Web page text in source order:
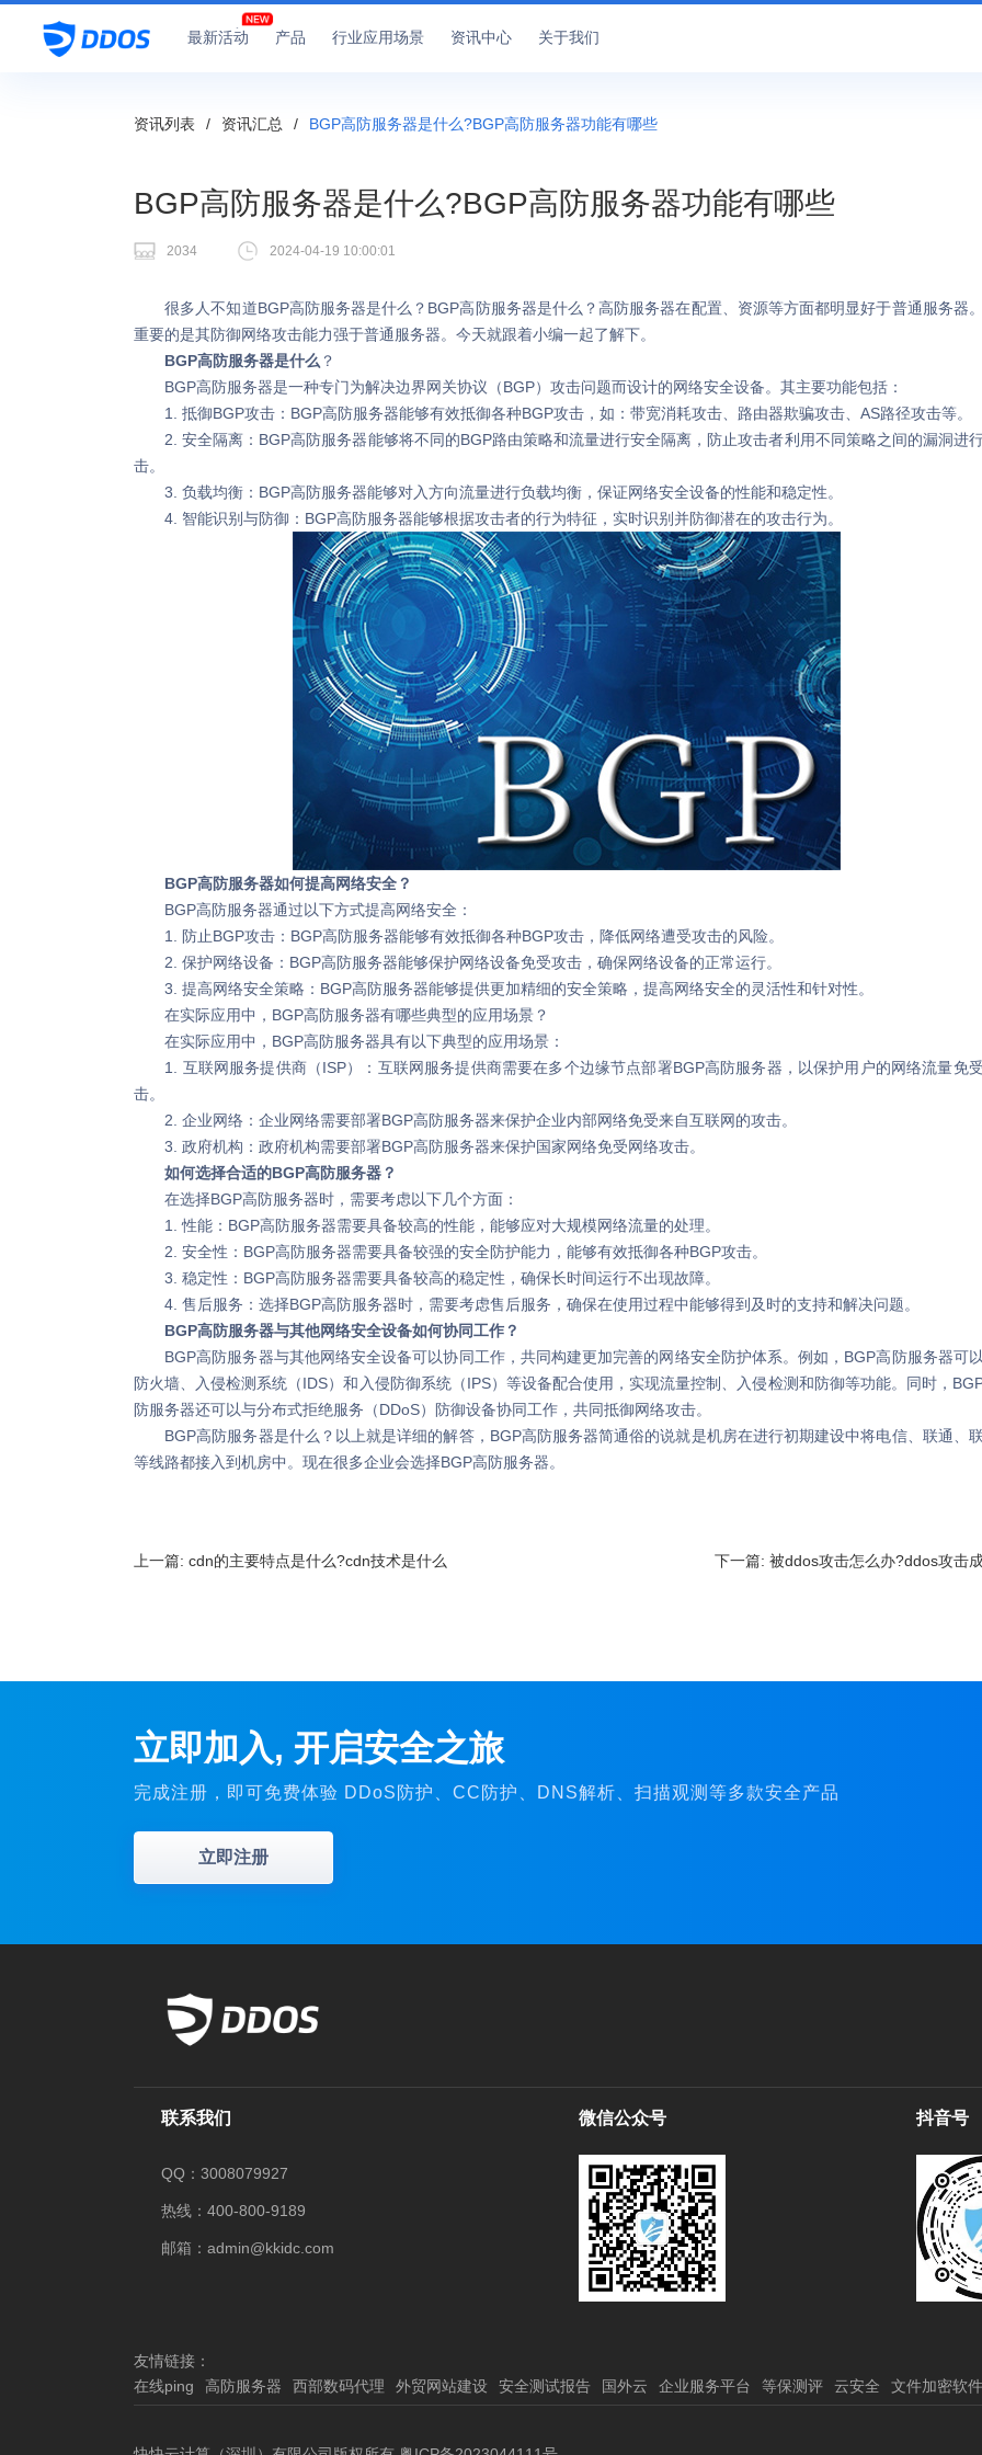
最新活动 产品 行业应用场景 资讯中心 关于我们
资讯列表 / 资讯汇总 / BGP高防服务器是什么?BGP高防服务器功能有哪些
BGP高防服务器是什么?BGP高防服务器功能有哪些
2034 2024-04-19 10:00:01
很多人不知道BGP高防服务器是什么？BGP高防服务器是什么？高防服务器在配置、资源等方面都明显好于普通服务器
重要的是其防御网络攻击能力强于普通服务器。今天就跟着小编一起了解下。
BGP高防服务器是什么 ？
BGP高防服务器是一种专门为解决边界网关协议（BGP）攻击问题而设计的网络安全设备。其主要功能包括：
1. 抵御BGP攻击：BGP高防服务器能够有效抵御各种BGP攻击，如：带宽消耗攻击、路由器欺骗攻击、AS路径攻击等。
2. 安全隔离：BGP高防服务器能够将不同的BGP路由策略和流量进行安全隔离，防止攻击者利用不同策略之间的漏洞进
击。
3. 负载均衡：BGP高防服务器能够对入方向流量进行负载均衡，保证网络安全设备的性能和稳定性。
4. 智能识别与防御：BGP高防服务器能够根据攻击者的行为特征，实时识别并防御潜在的攻击行为。
BGP高防服务器如何提高网络安全？
BGP高防服务器通过以下方式提高网络安全：
1. 防止BGP攻击：BGP高防服务器能够有效抵御各种BGP攻击，降低网络遭受攻击的风险。
2. 保护网络设备：BGP高防服务器能够保护网络设备免受攻击，确保网络设备的正常运行。
3. 提高网络安全策略：BGP高防服务器能够提供更加精细的安全策略，提高网络安全的灵活性和针对性。
在实际应用中，BGP高防服务器有哪些典型的应用场景？
在实际应用中，BGP高防服务器具有以下典型的应用场景：
1. 互联网服务提供商（ISP）：互联网服务提供商需要在多个边缘节点部署BGP高防服务器，以保护用户的网络流量免
击。
2. 企业网络：企业网络需要部署BGP高防服务器来保护企业内部网络免受来自互联网的攻击。
3. 政府机构：政府机构需要部署BGP高防服务器来保护国家网络免受网络攻击。
如何选择合适的BGP高防服务器？
在选择BGP高防服务器时，需要考虑以下几个方面：
1. 性能：BGP高防服务器需要具备较高的性能，能够应对大规模网络流量的处理。
2. 安全性：BGP高防服务器需要具备较强的安全防护能力，能够有效抵御各种BGP攻击。
3. 稳定性：BGP高防服务器需要具备较高的稳定性，确保长时间运行不出现故障。
4. 售后服务：选择BGP高防服务器时，需要考虑售后服务，确保在使用过程中能够得到及时的支持和解决问题。
BGP高防服务器与其他网络安全设备如何协同工作？
BGP高防服务器与其他网络安全设备可以协同工作，共同构建更加完善的网络安全防护体系。例如，BGP高防服务器可
防火墙、入侵检测系统（IDS）和入侵防御系统（IPS）等设备配合使用，实现流量控制、入侵检测和防御等功能。同时，
防服务器还可以与分布式拒绝服务（DDoS）防御设备协同工作，共同抵御网络攻击。
BGP高防服务器是什么？以上就是详细的解答，BGP高防服务器简通俗的说就是机房在进行初期建设中将电信、联通、
等线路都接入到机房中。现在很多企业会选择BGP高防服务器。
上一篇: cdn的主要特点是什么?cdn技术是什么 下一篇: 被ddos攻击怎么办?ddos攻击
立即加入, 开启安全之旅
完成注册，即可免费体验 DDoS防护、CC防护、DNS解析、扫描观测等多款安全产品
立即注册
联系我们
QQ：3008079927
热线：400-800-9189
邮箱：admin@kkidc.com
微信公众号 抖音号
友情链接：
在线ping
高防服务器 西部数码代理 外贸网站建设 安全测试报告 国外云 企业服务平台 等保测评 云安全 文件加密软件